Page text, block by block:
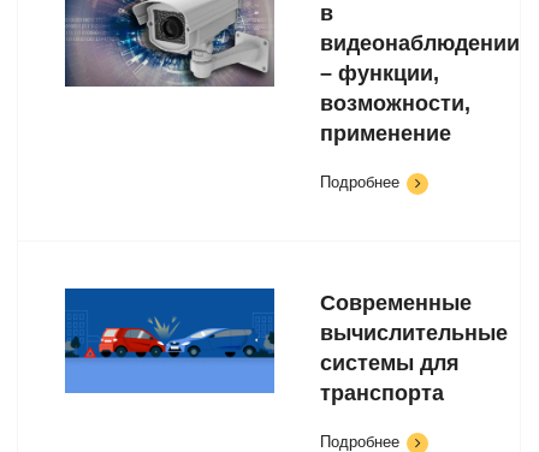
в
видеонаблюдении
– функции,
возможности,
применение
Подробнее
Современные
вычислительные
системы для
транспорта
Подробнее